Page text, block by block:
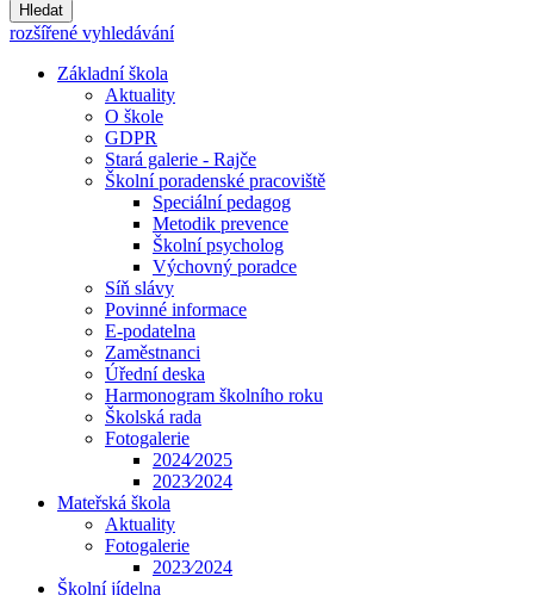
Hledat
rozšířené vyhledávání
Základní škola
Aktuality
O škole
GDPR
Stará galerie - Rajče
Školní poradenské pracoviště
Speciální pedagog
Metodik prevence
Školní psycholog
Výchovný poradce
Síň slávy
Povinné informace
E-podatelna
Zaměstnanci
Úřední deska
Harmonogram školního roku
Školská rada
Fotogalerie
2024⁄2025
2023⁄2024
Mateřská škola
Aktuality
Fotogalerie
2023⁄2024
Školní jídelna